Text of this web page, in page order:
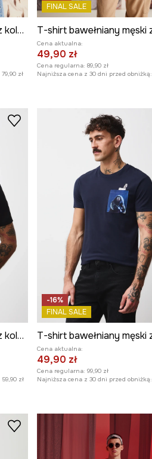
T-shirt bawełniany męski z kolekcji El Gato Chimney x Medicine kolor czarny
79,90 zł
FINAL SALE
Cena aktualna:
49,90 zł
Cena regularna: 89,90 zł
Najniższa cena z 30 dni przed obniżką:
T-shirt bawełniany męski z kolekcji Harry Potter
59,90 zł
-16%
FINAL SALE
Cena aktualna:
49,90 zł
Cena regularna: 99,90 zł
Najniższa cena z 30 dni przed obniżką: